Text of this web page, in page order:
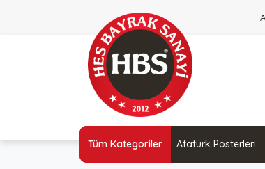
Tüm Kategoriler Atatürk Posterleri